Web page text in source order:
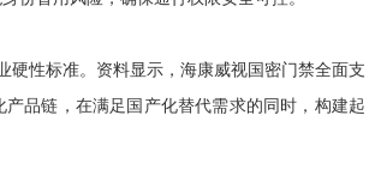
性标准。资料显示，海康威视国密门禁全面支
品链，在满足国产化替代需求的同时，构建起